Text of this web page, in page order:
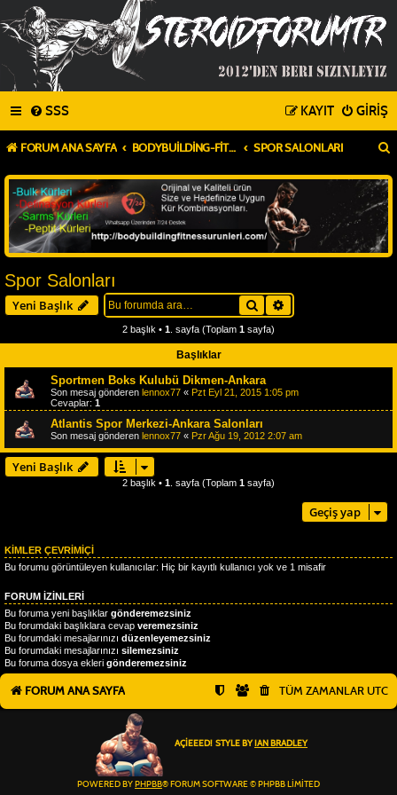
SSS GIRIŞ
KAYIT
FORUM ANA SAYFA BODYBUILDING-FITNESS SPOR SALONLARI
Spor Salonları
Yeni Başlık Ara
2 başlık • 1 . sayfa (Toplam 1 sayfa)
Başlıklar
Sportmen Boks Kulubü Dikmen-Ankara
Son mesaj gönderen lennox77 « Pzt Eyl 21, 2015 1:05 pm
Cevaplar: 1
Atlantis Spor Merkezi-Ankara Salonları
Son mesaj gönderen lennox77 « Pzr Ağu 19, 2012 2:07 am
Yeni Başlık
2 başlık • 1 . sayfa (Toplam 1 sayfa)
Geçiş yap
KIMLER ÇEVRIMIÇI
Bu forumu görüntüleyen kullanıcılar: Hiç bir kayıtlı kullanıcı yok ve 1 misafir
FORUM IZINLERI
Bu foruma yeni başlıklar gönderemezsiniz
Bu forumdaki başlıklara cevap veremezsiniz
Bu forumdaki mesajlarınızı düzenleyemezsiniz
Bu forumdaki mesajlarınızı silemezsiniz
Bu foruma dosya ekleri gönderemezsiniz
FORUM ANA SAYFA TÜM ZAMANLAR UTC
AÇIEEED! STYLE BY IAN BRADLEY
POWERED BY PHPBB® FORUM SOFTWARE © PHPBB LIMITED